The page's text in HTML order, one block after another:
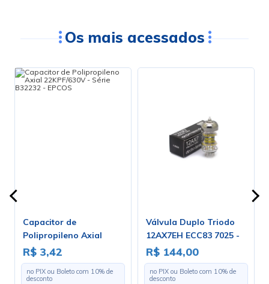
Os mais acessados
Capacitor de
Polipropileno Axial
22KPF/630V - Série
B32232 - EPCOS
R$ 3,42
no PIX ou Boleto com 10% de
desconto
Válvula Duplo Triodo
12AX7EH ECC83 7025 -
Electro-Harmonix
R$ 144,00
no PIX ou Boleto com 10% de
desconto